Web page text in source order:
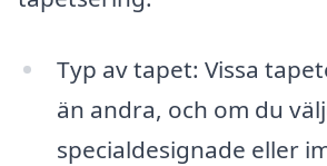
Typ av tapet: Vissa
än andra, och om du
specialdesignade eller